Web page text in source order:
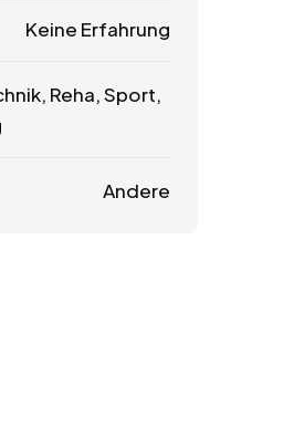
Keine Erfahrung
Reha, Sport,
Andere